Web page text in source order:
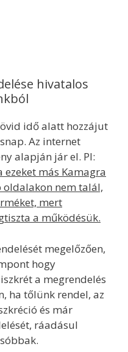
hivatalos
idő alatt hozzájut
Az internet
alapján jár el. Pl:
ezeket más Kamagra
oldalakon nem talál,
mert
a működésük.
megelőzően,
hogy
a megrendelés
ha tőlünk rendel, az
és már
ráadásul